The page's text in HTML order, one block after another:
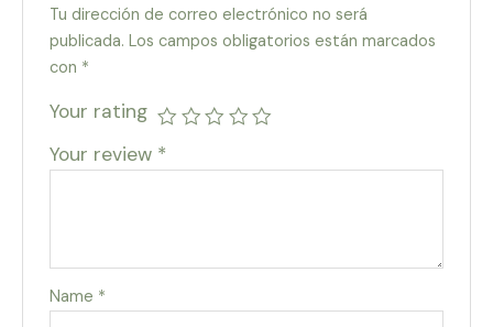
Tu dirección de correo electrónico no será
publicada. Los campos obligatorios están marcados
con *
Your rating
Your review *
Name *